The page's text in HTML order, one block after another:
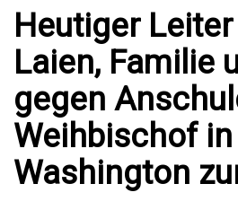
Heutiger
Laien, Familie
gegen
Weihbischof in
Washington